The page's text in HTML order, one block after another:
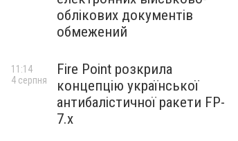
облікових документів
обмежений
Fire Point розкрила
концепцію української
антибалістичної ракети FP-
7.x
11:14
4 серпня